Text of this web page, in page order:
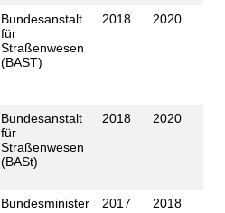
Bundesanstalt
für
Straßenwesen
(BAST)
2018 2020
Bundesanstalt
für
Straßenwesen
(BASt)
2018 2020
Bundesminister
2017 2018